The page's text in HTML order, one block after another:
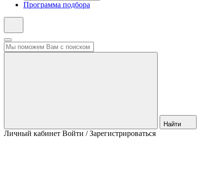
Программа подбора
Найти
Личный кабинет Войти / Зарегистрироваться